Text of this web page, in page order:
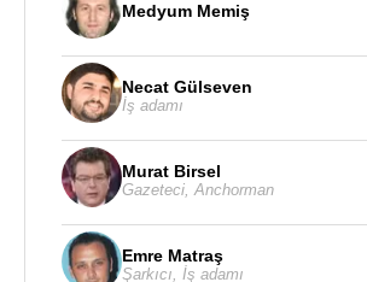
Medyum Memiş
Necat Gülseven
İş adamı
Murat Birsel
Gazeteci Anchorman
Emre Matraş
Şarkıcı İş adamı